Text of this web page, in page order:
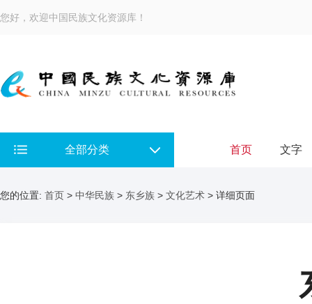
您好，欢迎中国民族文化资源库！
全部分类 首页 文字
您的位置: 首页 > 中华民族 > 东乡族 > 文化艺术 > 详细页面